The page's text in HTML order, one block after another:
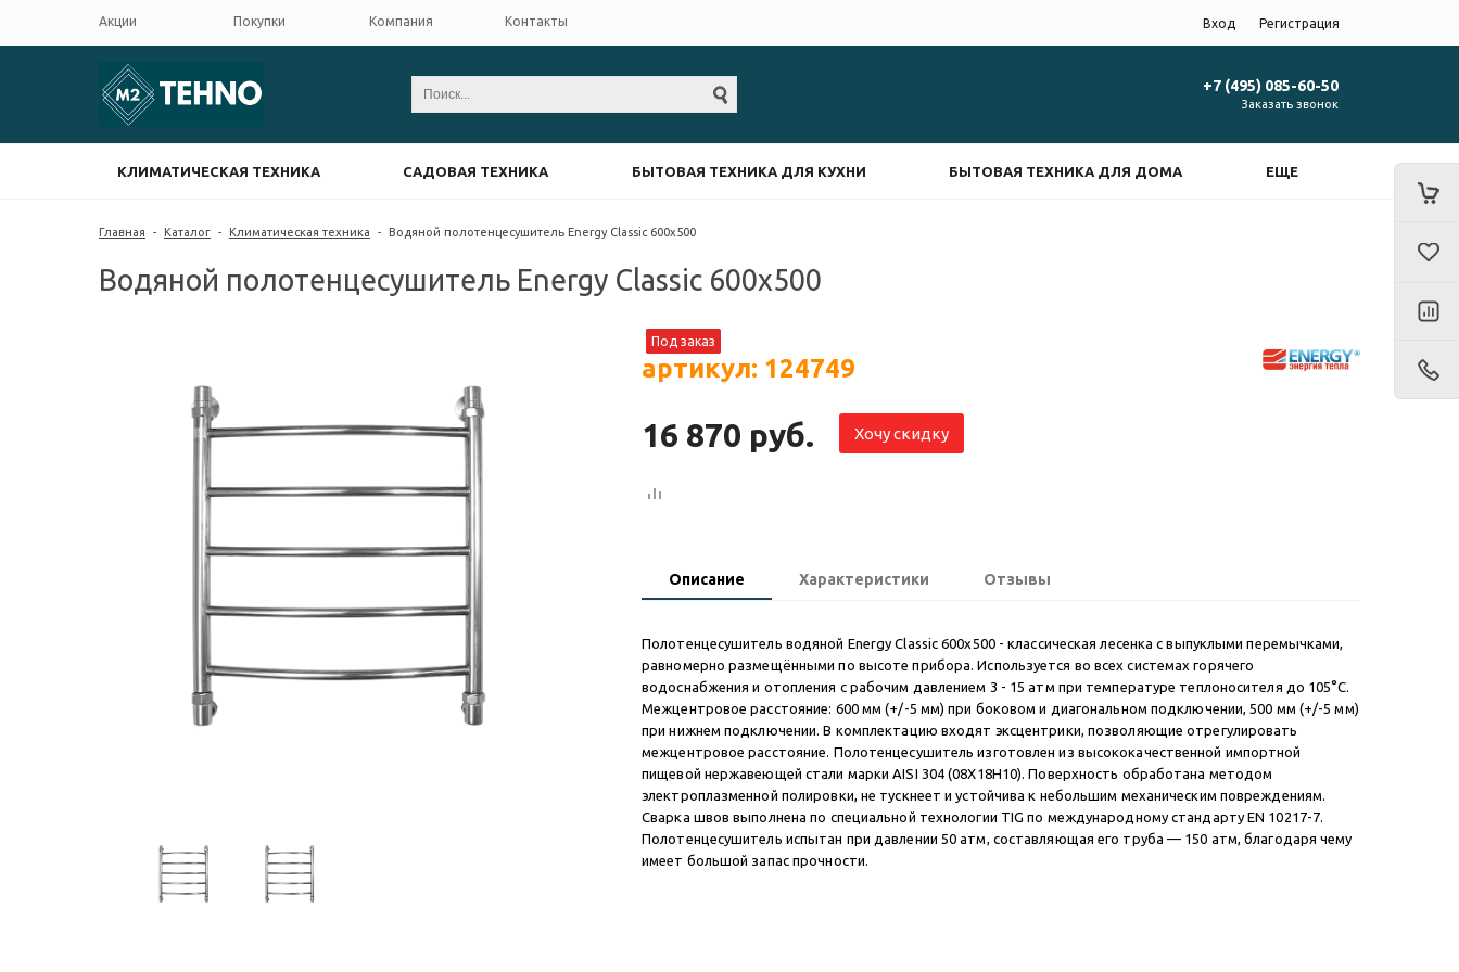
Вход Регистрация
Акции Покупки Компания Контакты
+7 (495) 085-60-50
Заказать звонок
КЛИМАТИЧЕСКАЯ ТЕХНИКА САДОВАЯ ТЕХНИКА БЫТОВАЯ ТЕХНИКА ДЛЯ КУХНИ БЫТОВАЯ ТЕХНИКА ДЛЯ ДОМА ЕЩЕ
Главная - Каталог - Климатическая техника - Водяной полотенцесушитель Energy Classic 600x500
Водяной полотенцесушитель Energy Classic 600x500
Под заказ
артикул: 124749
16 870 руб. Хочу скидку
Описание Характеристики Отзывы
Полотенцесушитель водяной Energy Classic 600x500 - классическая лесенка с выпуклыми перемычками,
равномерно размещёнными по высоте прибора. Используется во всех системах горячего
водоснабжения и отопления с рабочим давлением 3 - 15 атм при температуре теплоносителя до 105°С.
Межцентровое расстояние: 600 мм (+/-5 мм) при боковом и диагональном подключении, 500 мм (+/-5 мм)
при нижнем подключении. В комплектацию входят эксцентрики, позволяющие отрегулировать
межцентровое расстояние. Полотенцесушитель изготовлен из высококачественной импортной
пищевой нержавеющей стали марки AISI 304 (08Х18Н10). Поверхность обработана методом
электроплазменной полировки, не тускнеет и устойчива к небольшим механическим повреждениям.
Сварка швов выполнена по специальной технологии TIG по международному стандарту EN 10217-7.
Полотенцесушитель испытан при давлении 50 атм, составляющая его труба — 150 атм, благодаря чему
имеет большой запас прочности.